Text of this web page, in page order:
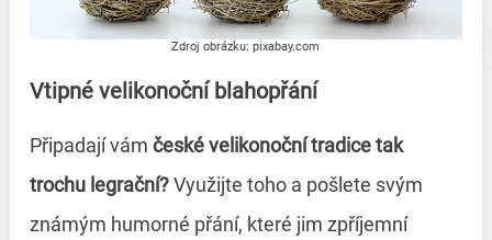
Zdroj obrázku: pixabay.com
Vtipné velikonoční blahopřání
Připadají vám české velikonoční tradicetak
trochu legrační?Využijte toho a pošlete svým
známým humorné přání, které jim zpříjemní